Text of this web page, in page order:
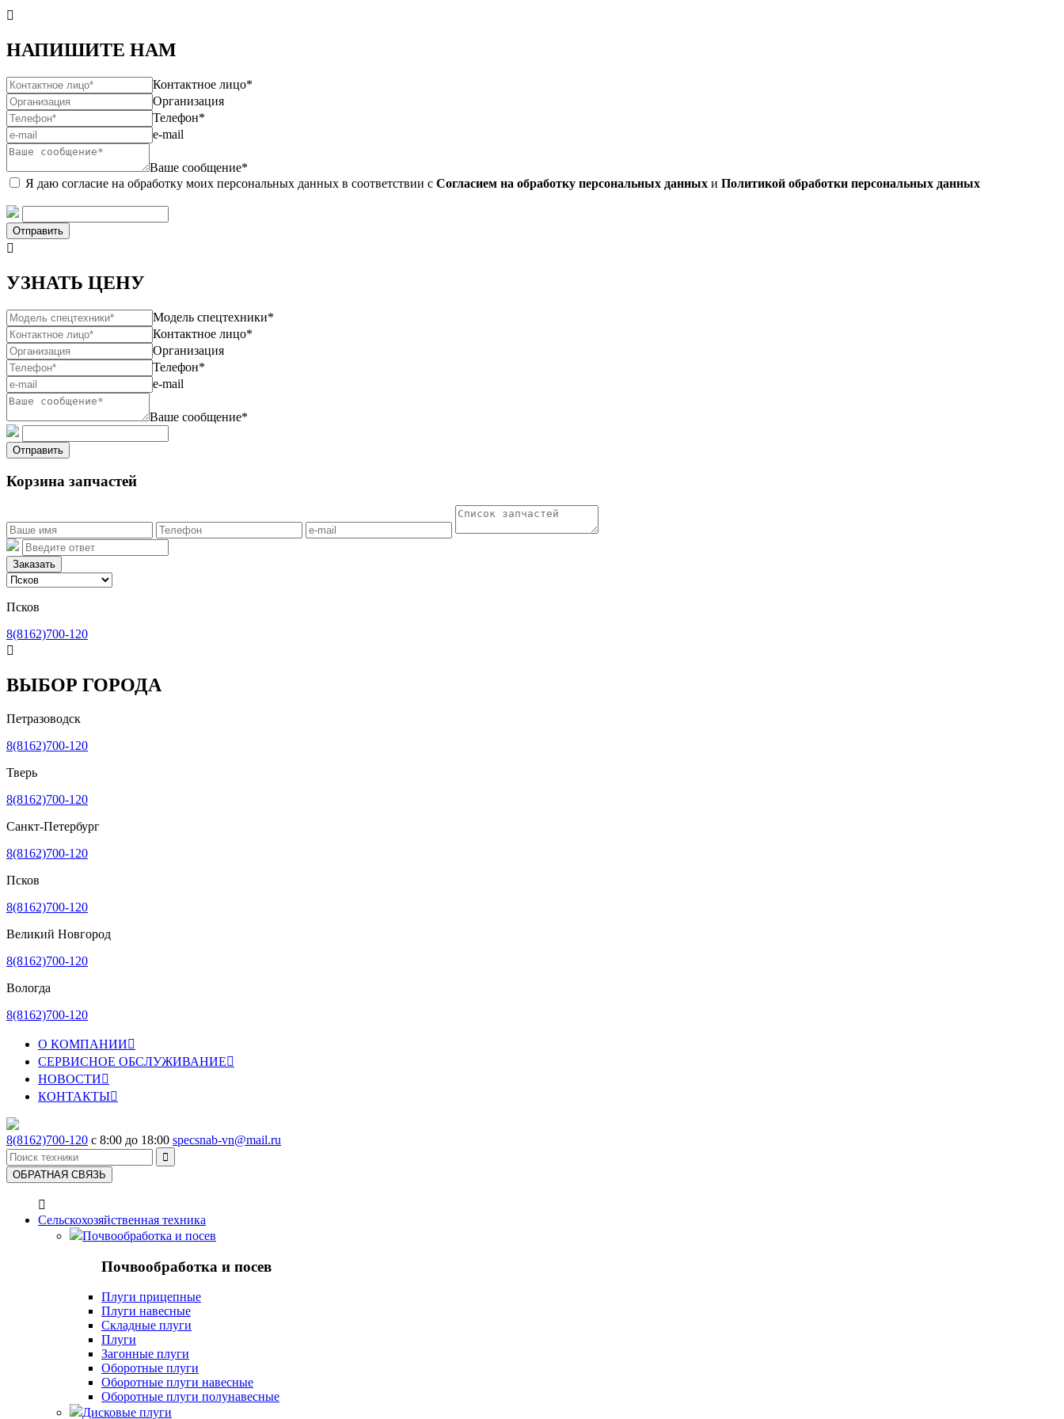

НАПИШИТЕ НАМ
Контактное лицо*
Организация
Телефон*
e-mail
Ваше сообщение*
Я даю согласие на обработку моих персональных данных в соответствии с Согласием на обработку персональных данных и Политикой обработки персональных данных
Отправить

УЗНАТЬ ЦЕНУ
Модель спецтехники*
Контактное лицо*
Организация
Телефон*
e-mail
Ваше сообщение*
Отправить
Корзина запчастей
Заказать
Псков
8(8162)700-120

ВЫБОР ГОРОДА
Петразоводск
8(8162)700-120
Тверь
8(8162)700-120
Санкт-Петербург
8(8162)700-120
Псков
8(8162)700-120
Великий Новгород
8(8162)700-120
Вологда
8(8162)700-120
О КОМПАНИИ
СЕРВИСНОЕ ОБСЛУЖИВАНИЕ
НОВОСТИ
КОНТАКТЫ
8(8162)700-120 с 8:00 до 18:00 specsnab-vn@mail.ru

ОБРАТНАЯ СВЯЗЬ

Сельскохозяйственная техника
Почвообработка и посев
Почвообработка и посев
Плуги прицепные
Плуги навесные
Складные плуги
Плуги
Загонные плуги
Оборотные плуги
Оборотные плуги навесные
Оборотные плуги полунавесные
Дисковые плуги